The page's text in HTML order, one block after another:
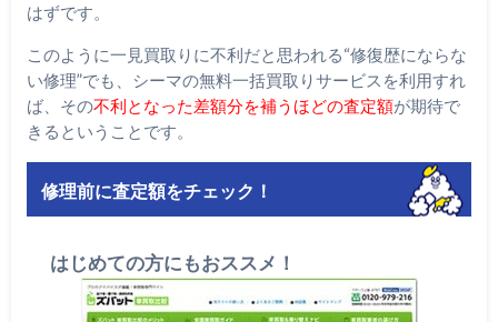
はずです。
このように一見買取りに不利だと思われる“修復歴にならな
い修理”でも、シーマの無料一括買取りサービスを利用すれ
ば、その不利となった差額分を補うほどの査定額が期待で
きるということです。
修理前に査定額をチェック！
はじめての方にもおススメ！